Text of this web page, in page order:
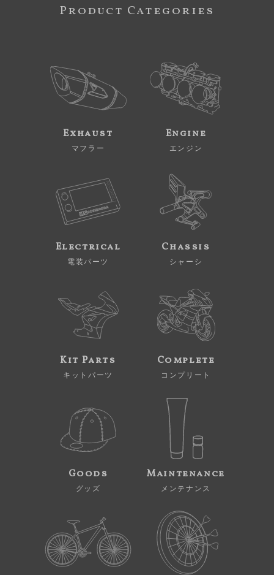
Product Categories
Exhaust
マフラー
Engine
エンジン
Electrical
電装パーツ
Chassis
シャーシ
Kit Parts
キットパーツ
Complete
コンプリート
Goods
グッズ
Maintenance
メンテナンス